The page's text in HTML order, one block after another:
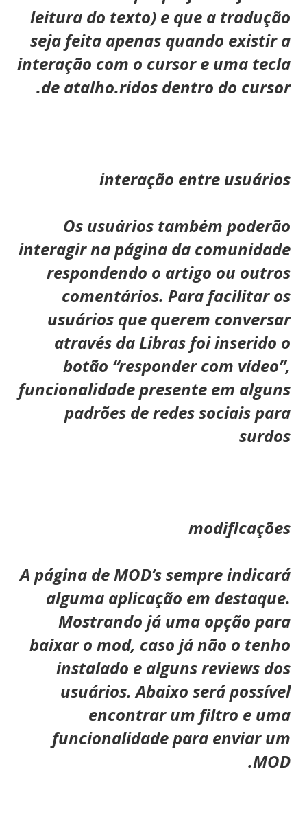
leitura do texto) e que a tradução
seja feita apenas quando existir a
interação com o cursor e uma tecla
de atalho.ridos dentro do cursor.
interação entre usuários
Os usuários também poderão
interagir na página da comunidade
respondendo o artigo ou outros
comentários. Para facilitar os
usuários que querem conversar
através da Libras foi inserido o
botão “responder com vídeo”,
funcionalidade presente em alguns
padrões de redes sociais para
surdos
modificações
A página de MOD’s sempre indicará
alguma aplicação em destaque.
Mostrando já uma opção para
baixar o mod, caso já não o tenho
instalado e alguns reviews dos
usuários. Abaixo será possível
encontrar um filtro e uma
funcionalidade para enviar um
MOD.